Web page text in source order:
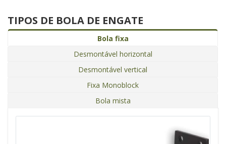
TIPOS DE BOLA DE ENGATE
Bola fixa
Desmontável horizontal
Desmontável vertical
Fixa Monoblock
Bola mista